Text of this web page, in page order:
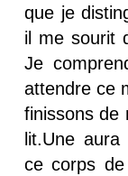
que je
il me sourit
Je
attendre ce
finissons de
lit.Une
ce corps